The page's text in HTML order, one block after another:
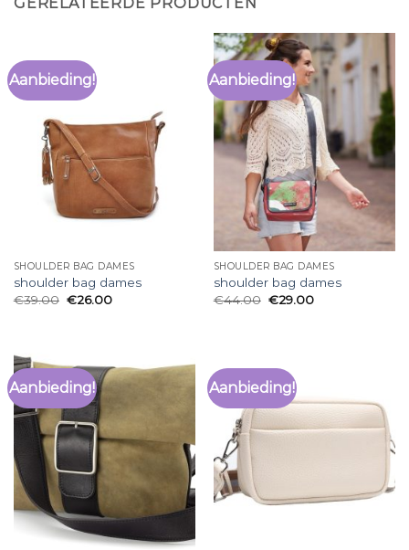
GERELATEERDE PRODUCTEN
Aanbieding!
SHOULDER BAG DAMES
shoulder bag dames
€39.00 €26.00
Aanbieding!
SHOULDER BAG DAMES
shoulder bag dames
€44.00 €29.00
Aanbieding! Aanbieding!